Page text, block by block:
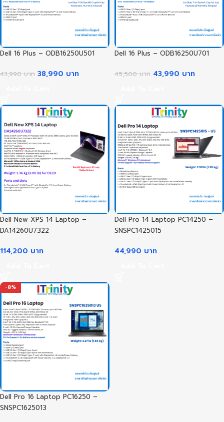
Dell 16 Plus – ODB16250U501
43,990บาท 38,990 บาท
Dell 16 Plus – ODB16250U701
45,500บาท 43,990 บาท
Dell New XPS 14 Laptop –
DA14260U7322
114,200 บาท
Dell Pro 14 Laptop PC14250 –
SNSPC1425015
44,990 บาท
-8%
Dell Pro 16 Laptop PC16250 –
SNSPC1625013